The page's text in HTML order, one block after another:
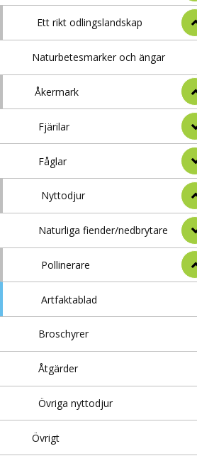
Ett rikt odlingslandskap
Naturbetesmarker och ängar
Åkermark
Fjärilar
Fåglar
Nyttodjur
Naturliga fiender/nedbrytare
Pollinerare
Artfaktablad
Broschyrer
Åtgärder
Övriga nyttodjur
Övrigt